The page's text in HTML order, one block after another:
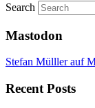
Search
Mastodon
Stefan Mülller auf
Recent Posts